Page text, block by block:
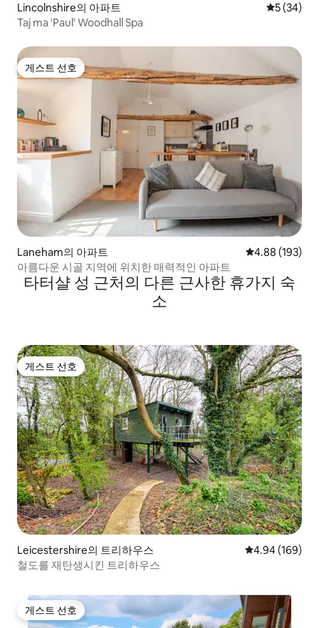
Lincolnshire의 아파트 평점 5점(5
5 (34)
Taj ma 'Paul' Woodhall Spa
게스트 선호
게스트 선호
Laneham의 아파트 평점 4.88점(5
4.88 (193)
아름다운 시골 지역에 위치한 매력적인 아파트
타터샬 성 근처의 다른 근사한 휴가지 숙
소
게스트 선호
게스트 선호
Leicestershire의 트리하우스 평점 4.94점(5
4.94 (169)
철도를 재탄생시킨 트리하우스
게스트 선호
게스트 선호